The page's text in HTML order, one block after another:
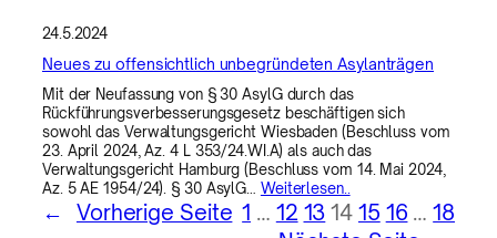
24.5.2024
Neues zu offensichtlich unbegründeten Asylanträgen
Mit der Neufassung von § 30 AsylG durch das
Rückführungsverbesserungsgesetz beschäftigen sich
sowohl das Verwaltungsgericht Wiesbaden (Beschluss vom
23. April 2024, Az. 4 L 353/24.WI.A) als auch das
Verwaltungsgericht Hamburg (Beschluss vom 14. Mai 2024,
Az. 5 AE 1954/24). § 30 AsylG… Weiterlesen..
← Vorherige Seite 1 … 12 13 14 15 16 … 18